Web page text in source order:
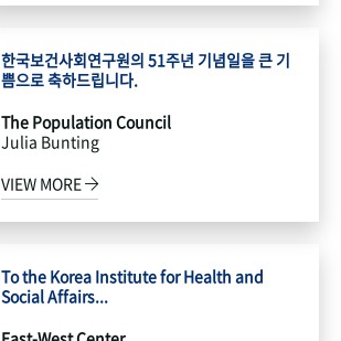
한국보건사회연구원의 51주년 기념일을 큰 기
쁨으로 축하드립니다.
The Population Council
Julia Bunting
VIEW MORE
To the Korea Institute for Health and
Social Affairs...